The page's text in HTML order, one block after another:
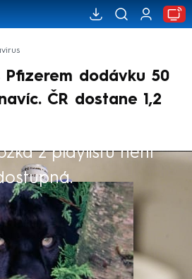
Pfizerem dodávku 50
ČR dostane 1,2
z playlistu není